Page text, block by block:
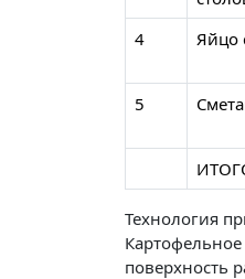
4 Яйцо
5
Технология
поверхность